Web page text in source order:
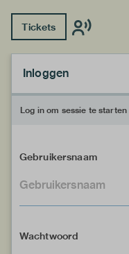
Tickets
Inloggen
Log in om sessie te starten
Gebruikersnaam
Wachtwoord